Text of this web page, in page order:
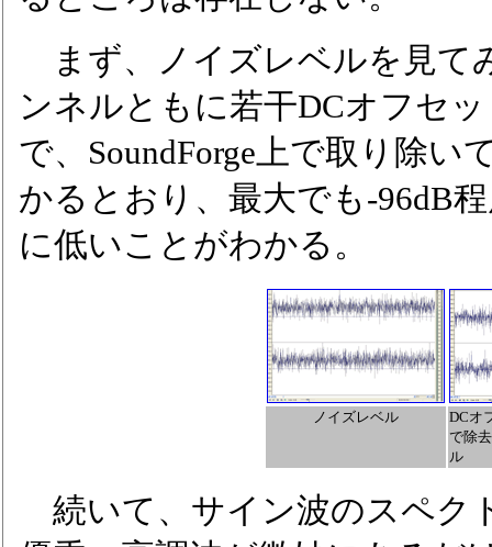
まず、ノイズレベルを見て
ンネルともに若干DCオフセ
で、SoundForge上で取り除い
かるとおり、最大でも-96dB
に低いことがわかる。
ノイズレベル
DCオ
で除
ル
続いて、サイン波のスペク